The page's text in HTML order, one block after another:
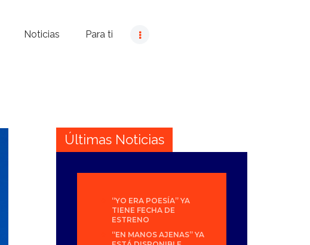
Noticias Para ti
Últimas Noticias
“YO ERA POESÍA” YA
TIENE FECHA DE
ESTRENO
“EN MANOS AJENAS” YA